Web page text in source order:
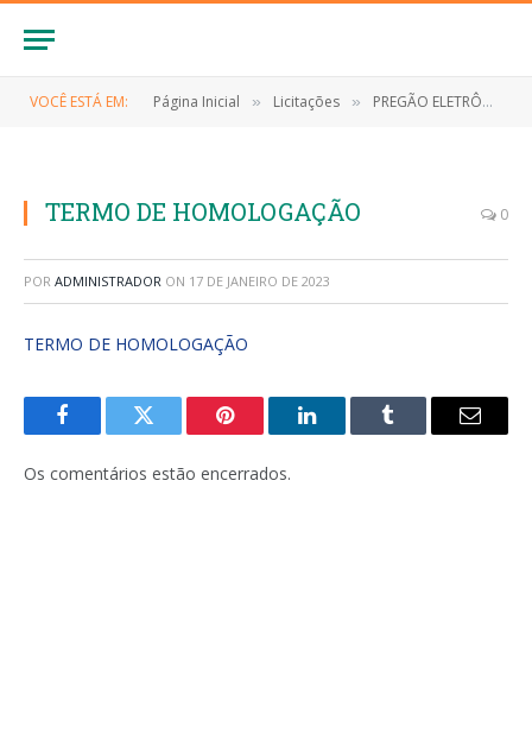
VOCÊ ESTÁ EM: Página Inicial » Licitações » PREGÃO ELETRÔNICO Nº 022/2022 (Contratações de Empresa especializada para desenvolver o projeto viva o são João de todos nós da cidade de Anapurus/MA)
TERMO DE HOMOLOGAÇÃO 0
POR ADMINISTRADOR ON 17 DE JANEIRO DE 2023
TERMO DE HOMOLOGAÇÃO
FacebookTwitter Pinterest LinkedInTumblr
E-
Os comentários estão encerrados.